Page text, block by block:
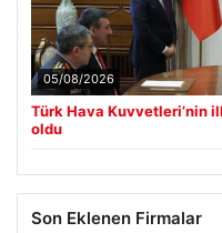
05/08/2026
Türk Hava Kuvvetleri’nin
oldu
Son Eklenen Firmalar